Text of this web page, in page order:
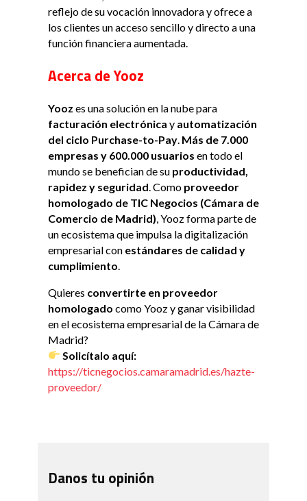
reflejo de su vocación innovadora y ofrece a
los clientes un acceso sencillo y directo a una
función financiera aumentada.
Acerca de Yooz
Yooz es una solución en la nube para
facturación electrónica y automatización
del ciclo Purchase-to-Pay Más de 7.000
empresas y 600.000 usuarios en todo el
mundo se benefician de su productividad,
rapidez y seguridad . Como proveedor
homologado de TIC Negocios (Cámara de
Comercio de Madrid) , Yooz forma parte de
un ecosistema que impulsa la digitalización
empresarial con estándares de calidad y
cumplimiento
Quieres convertirte en proveedor
homologado como Yooz y ganar visibilidad
en el ecosistema empresarial de la Cámara de
Madrid?
Solicítalo aquí:
https://ticnegocios.camaramadrid.es/hazte-
proveedor/
Danos tu opinión